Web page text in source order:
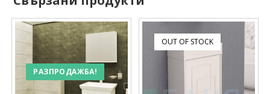
РАЗПРОДАЖБА!
OUT OF STOCK